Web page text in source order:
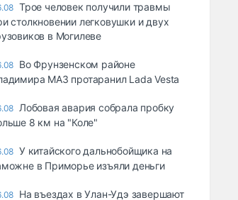
Трое человек получили травмы
столкновении легковушки и двух
в Могилеве
Во Фрунзенском районе
МАЗ протаранил Lada Vesta
Лобовая авария собрала пробку
8 км на "Коле"
У китайского дальнобойщика на
в Приморье изъяли деньги
Ha въeздax в Улaн-Удэ зaвepшaют